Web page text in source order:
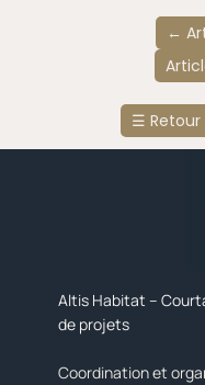
Altis Habitat –
de projets
Coordination et
←
☰